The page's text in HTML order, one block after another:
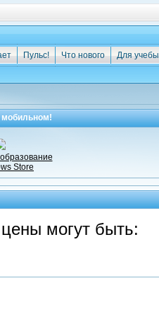
Для учебы
Что нового
Пульс!
Store
могут быть: